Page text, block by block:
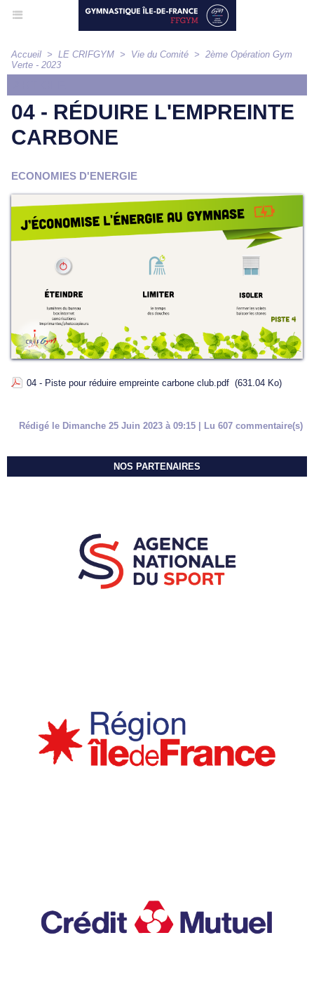
Accueil > LE CRIFGYM > Vie du Comité > 2ème Opération Gym
Verte - 2023
04 - RÉDUIRE L'EMPREINTE
CARBONE
ECONOMIES D'ENERGIE
04 - Piste pour réduire empreinte carbone club.pdf (631.04 Ko)
Rédigé le Dimanche 25 Juin 2023 à 09:15 | Lu 607 commentaire(s)
NOS PARTENAIRES